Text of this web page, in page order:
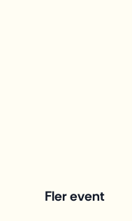
Fler event